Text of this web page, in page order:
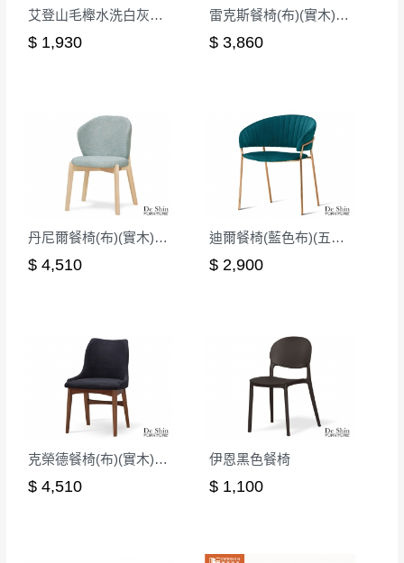
艾登山毛櫸水洗白灰布餐椅(2286)
$ 1,930
雷克斯餐椅(布)(實木)(MI-744-1)
$ 3,860
丹尼爾餐椅(布)(實木)(洗白色)(MI-728)
$ 4,510
迪爾餐椅(藍色布)(五金腳)(A7125)
$ 2,900
克榮德餐椅(布)(實木)(MI-713)
$ 4,510
伊恩黑色餐椅
$ 1,100